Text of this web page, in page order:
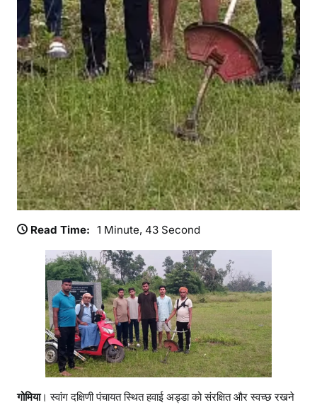
उ
ठा
या
बी
ड़ा
Read Time: 1 Minute, 43 Second
गोमिया। स्वांग दक्षिणी पंचायत स्थित हवाई अड्डा को संरक्षित और स्वच्छ रखने